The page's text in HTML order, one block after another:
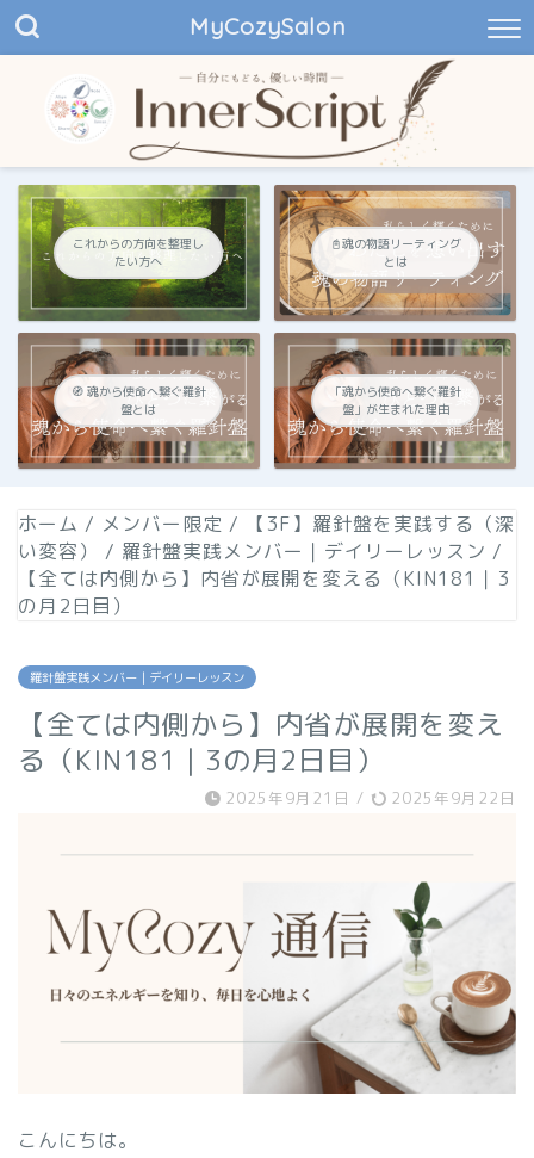
MyCozySalon
これからの方向を整理し
たい方へ
📓魂の物語リーティング
とは
🧭 魂から使命へ繋ぐ羅針
盤とは
「魂から使命へ繋ぐ羅針
盤」が生まれた理由
ホーム / メンバー限定 /
【3F】羅針盤を実践する（深
い変容）
/ 羅針盤実践メンバー｜デイリーレッスン /
【全ては内側から】内省が展開を変える（KIN181｜3
の月2日目）
羅針盤実践メンバー｜デイリーレッスン
【全ては内側から】内省が展開を変え
る（KIN181｜3の月2日目）
2025年9月21日 / 2025年9月22日
こんにちは。